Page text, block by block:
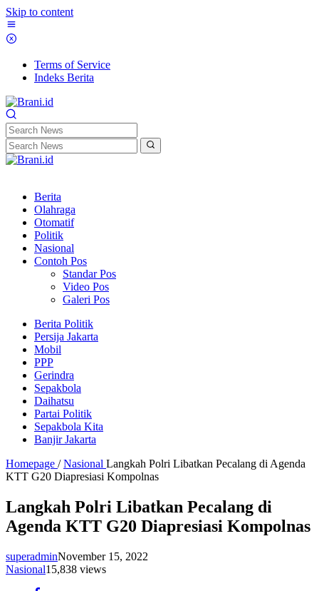
Skip to content
Terms of Service
Indeks Berita
Berita
Olahraga
Otomatif
Politik
Nasional
Contoh Pos
Standar Pos
Video Pos
Galeri Pos
Berita Politik
Persija Jakarta
Mobil
PPP
Gerindra
Sepakbola
Daihatsu
Partai Politik
Sepakbola Kita
Banjir Jakarta
Homepage / Nasional Langkah Polri Libatkan Pecalang di Agenda
KTT G20 Diapresiasi Kompolnas
Langkah Polri Libatkan Pecalang di
Agenda KTT G20 Diapresiasi Kompolnas
superadminNovember 15, 2022
Nasional15,838 views